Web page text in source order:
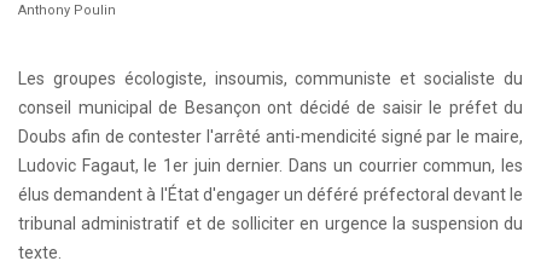
Anthony Poulin
Les groupes écologiste, insoumis, communiste et socialiste du
conseil municipal de Besançon ont décidé de saisir le préfet du
Doubs afin de contester l'arrêté anti-mendicité signé par le maire,
Ludovic Fagaut, le 1er juin dernier. Dans un courrier commun, les
élus demandent à l'État d'engager un déféré préfectoral devant le
tribunal administratif et de solliciter en urgence la suspension du
texte.